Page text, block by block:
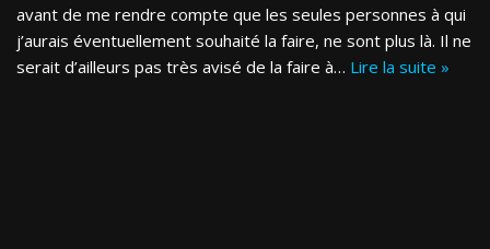
avant de me rendre compte que les seules personnes à qui
j’aurais éventuellement souhaité la faire, ne sont plus là. Il ne
serait d’ailleurs pas très avisé de la faire à… Lire la suite »